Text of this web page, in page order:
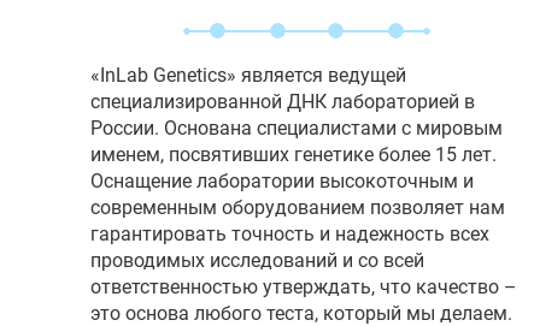
«InLab Genetics» является ведущей
специализированной ДНК лабораторией в
России. Основана специалистами с мировым
именем, посвятивших генетике более 15 лет.
Оснащение лаборатории высокоточным и
современным оборудованием позволяет нам
гарантировать точность и надежность всех
проводимых исследований и со всей
ответственностью утверждать, что качество –
это основа любого теста, который мы делаем.